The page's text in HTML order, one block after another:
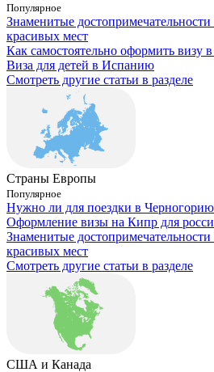
Популярное
Знаменитые
красивых мест
Как самостоятельно оформить визу
Виза для детей в Испанию
Смотреть другие статьи в разделе
Страны Европы
Популярное
Нужно ли для поездки в
Оформление визы на Кипр для
Знаменитые
красивых мест
Смотреть другие статьи в разделе
США и Канада